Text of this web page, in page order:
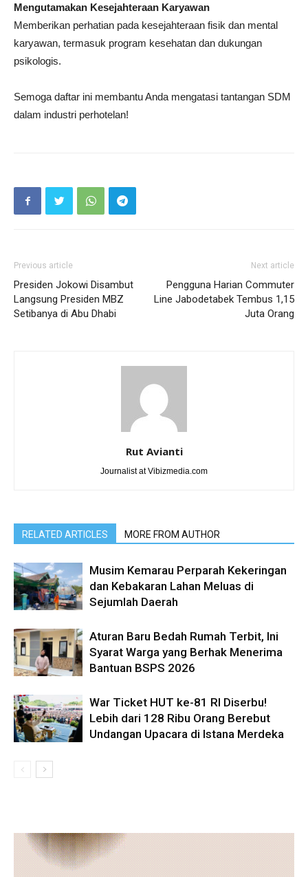
Mengutamakan Kesejahteraan Karyawan
Memberikan perhatian pada kesejahteraan fisik dan mental
karyawan, termasuk program kesehatan dan dukungan
psikologis.
Semoga daftar ini membantu Anda mengatasi tantangan SDM
dalam industri perhotelan!
Previous article
Presiden Jokowi Disambut
Langsung Presiden MBZ
Setibanya di Abu Dhabi
Next article
Pengguna Harian Commuter
Line Jabodetabek Tembus 1,15
Juta Orang
Rut Avianti
Journalist at Vibizmedia.com
RELATED ARTICLES MORE FROM AUTHOR
Musim Kemarau Perparah Kekeringan
dan Kebakaran Lahan Meluas di
Sejumlah Daerah
Aturan Baru Bedah Rumah Terbit, Ini
Syarat Warga yang Berhak Menerima
Bantuan BSPS 2026
War Ticket HUT ke-81 RI Diserbu!
Lebih dari 128 Ribu Orang Berebut
Undangan Upacara di Istana Merdeka